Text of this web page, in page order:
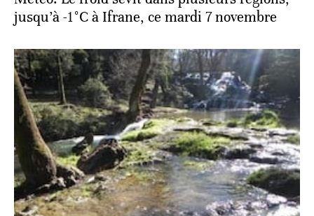
jusqu’à -1°C à Ifrane, ce mardi 7 novembre